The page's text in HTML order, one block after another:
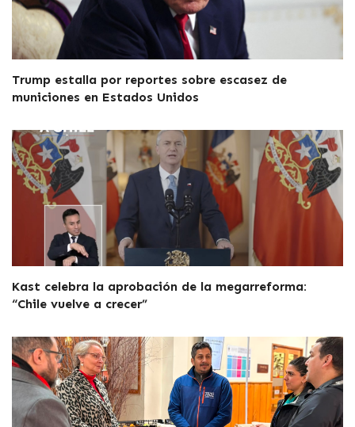
Trump estalla por reportes sobre escasez de
municiones en Estados Unidos
Kast celebra la aprobación de la megarreforma:
“Chile vuelve a crecer”